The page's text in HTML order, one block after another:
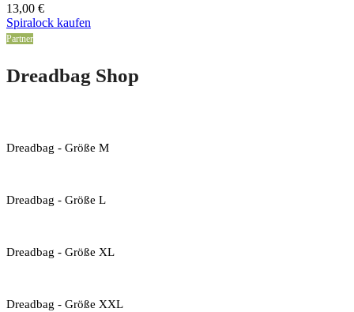
13,00 €
Spiralock kaufen
Partner
Dreadbag Shop
Dreadbag - Größe M
Dreadbag - Größe L
Dreadbag - Größe XL
Dreadbag - Größe XXL